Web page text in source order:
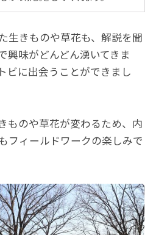
生きものや草花も、解説を聞
興味がどんどん湧いてきま
ビに出会うことができまし
ものや草花が変わるため、内
フィールドワークの楽しみで